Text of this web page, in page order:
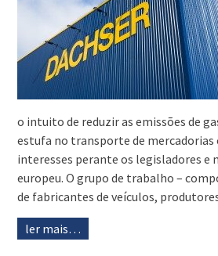
o intuito de reduzir as emissões de
estufa no transporte de mercadorias
interesses perante os legisladores e
europeu. O grupo de trabalho –
de fabricantes de veículos,
ler mais…